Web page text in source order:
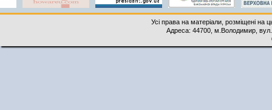
Усі права на матеріали, розміщені на
Адреса: 44700, м.Володимир,